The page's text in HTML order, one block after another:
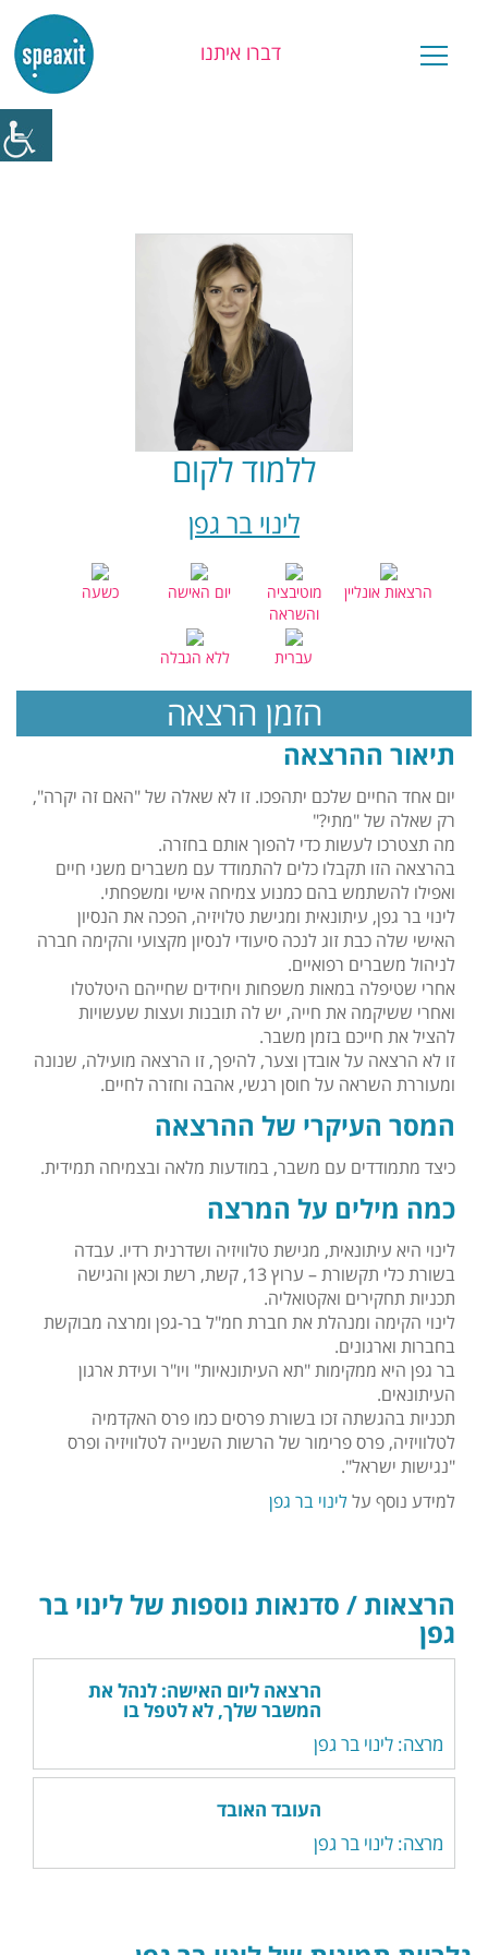
דברו איתנו
יש לכם שאלה?
ללמוד לקום
לינוי בר גפן
הרצאות אונליין
מוטיבציה
והשראה
יום האישה כשעה
עברית ללא הגבלה
הזמן הרצאה
תיאור ההרצאה
יום אחד החיים שלכם יתהפכו. זו לא שאלה של "האם זה יקרה",
רק שאלה של "מתי?"
מה תצטרכו לעשות כדי להפוך אותם בחזרה.
בהרצאה הזו תקבלו כלים להתמודד עם משברים משני חיים
ואפילו להשתמש בהם כמנוע צמיחה אישי ומשפחתי.
לינוי בר גפן, עיתונאית ומגישת טלויזיה, הפכה את הנסיון
האישי שלה כבת זוג לנכה סיעודי לנסיון מקצועי והקימה חברה
לניהול משברים רפואיים.
אחרי שטיפלה במאות משפחות ויחידים שחייהם היטלטלו
ואחרי ששיקמה את חייה, יש לה תובנות ועצות שעשויות
להציל את חייכם בזמן משבר.
זו לא הרצאה על אובדן וצער, להיפך, זו הרצאה מועילה, שנונה
ומעוררת השראה על חוסן רגשי, אהבה וחזרה לחיים.
המסר העיקרי של ההרצאה
כיצד מתמודדים עם משבר, במודעות מלאה ובצמיחה תמידית.
כמה מילים על המרצה
לינוי היא עיתונאית, מגישת טלוויזיה ושדרנית רדיו. עבדה
בשורת כלי תקשורת – ערוץ 13, קשת, רשת וכאן והגישה
תכניות תחקירים ואקטואליה.
לינוי הקימה ומנהלת את חברת חמ"ל בר-גפן ומרצה מבוקשת
בחברות וארגונים.
בר גפן היא ממקימות "תא העיתונאיות" ויו"ר ועידת ארגון
העיתונאים.
תכניות בהגשתה זכו בשורת פרסים כמו פרס האקדמיה
לטלוויזיה, פרס פרימור של הרשות השנייה לטלוויזיה ופרס
"נגישות ישראל".
למידע נוסף עללינוי בר גפן
הרצאות / סדנאות נוספות של לינוי בר
גפן
הרצאה ליום האישה: לנהל את
המשבר שלך, לא לטפל בו
מרצה: לינוי בר גפן
העובד האובד
מרצה: לינוי בר גפן